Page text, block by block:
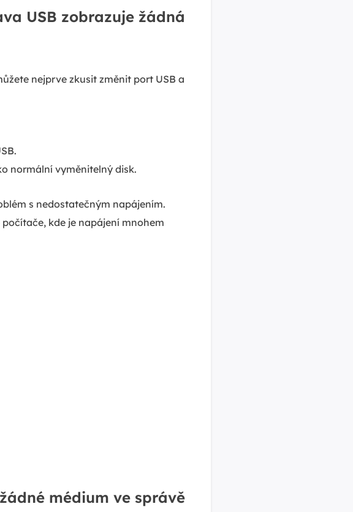
USB zobrazuje žádná
nejprve zkusit změnit port USB a
normální vyměnitelný disk.
s nedostatečným napájením.
kde je napájení mnohem
médium ve správě